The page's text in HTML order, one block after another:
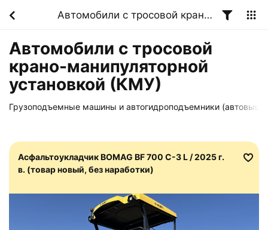
Автомобили с тросовой крано-манипуляторной установкой (КМУ)
Автомобили с тросовой
крано-манипуляторной
установкой (КМУ)
Грузоподъемные машины и автогидроподъемники
Асфальтоукладчик BOMAG BF 700 C-3 L / 2025 г.
в. (товар новый, без наработки)